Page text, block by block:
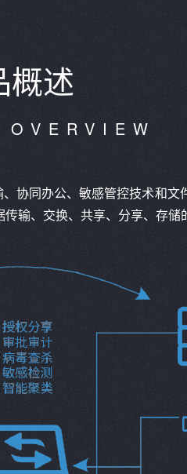
概述
协同办公、敏感管控技术和
输、交换、共享、分享、存